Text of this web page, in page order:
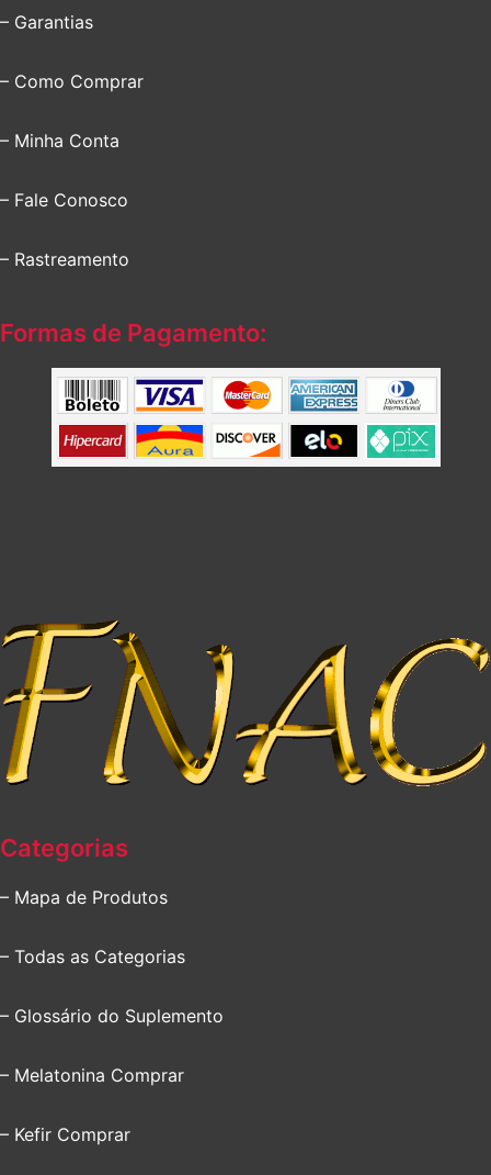
– Garantias
– Como Comprar
– Minha Conta
– Fale Conosco
– Rastreamento
Formas de Pagamento:
Categorias
– Mapa de Produtos
– Todas as Categorias
– Glossário do Suplemento
– Melatonina Comprar
– Kefir Comprar